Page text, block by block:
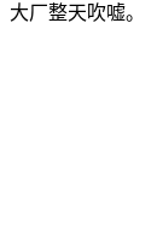
大厂整天吹嘘。